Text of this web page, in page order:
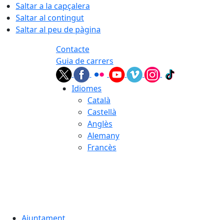
Saltar a la capçalera
Saltar al contingut
Saltar al peu de pàgina
Contacte
Guia de carrers
Idiomes
Català
Castellà
Anglès
Alemany
Francès